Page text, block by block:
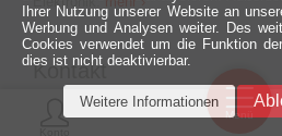
Kontakt
MCE Mauritz Electronics
Menü
Ihrer Nutzung unserer Website an
Werbung und Analysen weiter. Des
Cookies verwendet um die Funktion
dies ist nicht deaktivierbar.
Weitere Informationen